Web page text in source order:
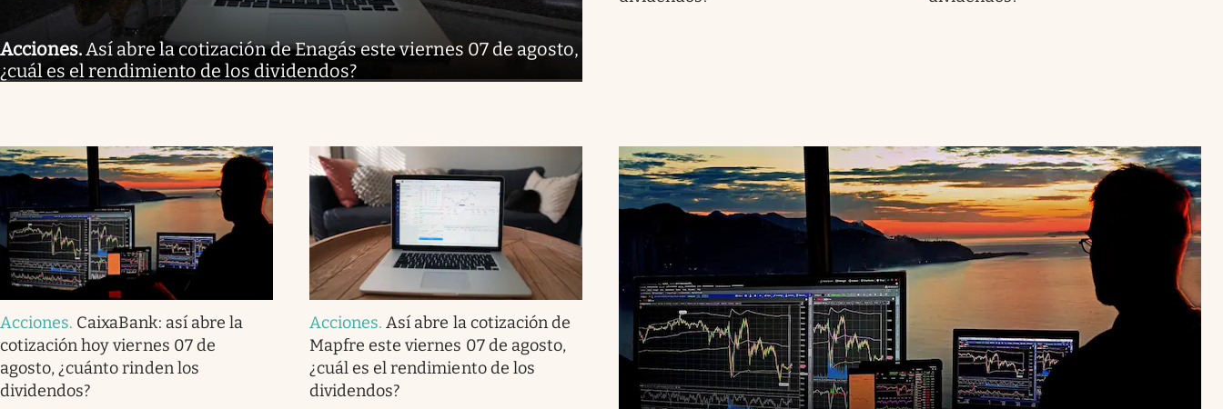
Acciones.Así abre la cotización de Enagás este viernes 07 de agosto,
¿cuál es el rendimiento de los dividendos?
Acciones. CaixaBank: así abre la
cotización hoy viernes 07 de
agosto, ¿cuánto rinden los
dividendos?
Acciones.Así abre la cotización de
Mapfre este viernes 07 de agosto,
¿cuál es el rendimiento de los
dividendos?